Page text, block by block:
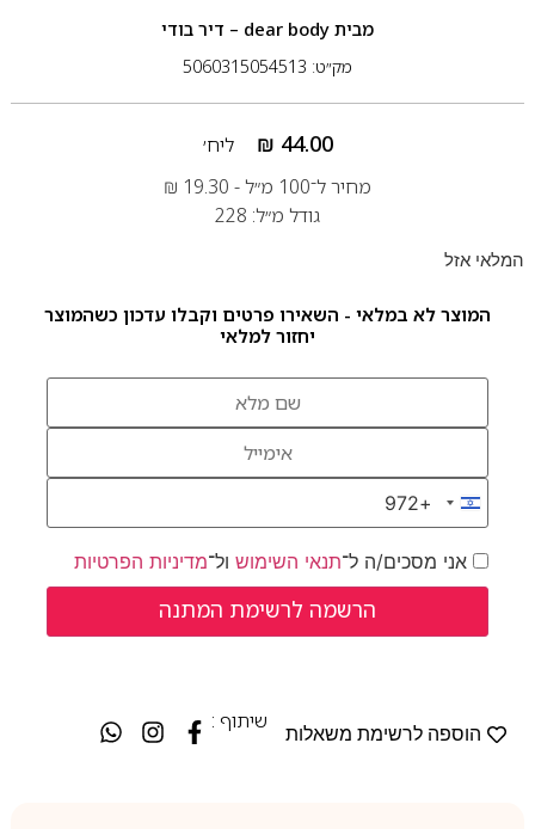
מבית dear body – דיר בודי
מק״ט: 5060315054513
₪ 44.00
ליח׳
מחיר ל־100 מ״ל -
₪ 19.30
גודל מ״ל: 228
המלאי אזל
המוצר לא במלאי - השאירו פרטים וקבלו עדכון כשהמוצר
יחזור למלאי
Israel +972
+972
אני מסכים/ה ל־תנאי השימושול־מדיניות הפרטיות
הוספה לרשימת משאלות
שיתוף :